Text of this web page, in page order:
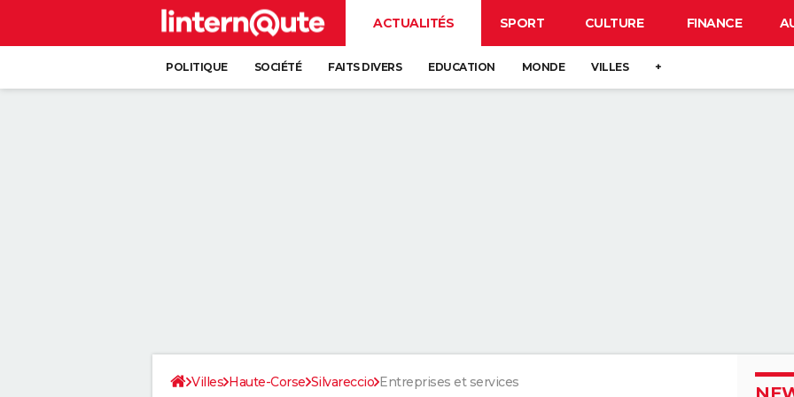
ACTUALITÉS SPORT CULTURE FINANCE
POLITIQUE SOCIÉTÉ FAITS DIVERS EDUCATION MONDE VILLES +
Villes Haute-Corse Silvareccio Entreprises et services